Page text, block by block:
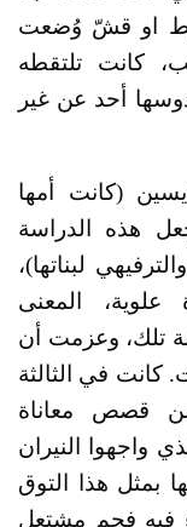
او قشّ وُضعت
كانت تلتقطه
أحد عن غير
(كانت أمها
هذه الدراسة
لبناتها)،
علوية، المعنى
تلك، وعزمت أن
كانت في الثالثة
قصص معاناة
واجهوا النيران
بمثل هذا التوق
فيه فحم مشتعل